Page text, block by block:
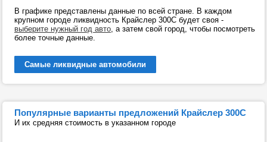
В графике представлены данные по всей стране. В каждом
крупном городе ликвидность Крайслер 300С будет своя -
выберите нужный год авто, а затем свой город, чтобы посмотреть
более точные данные.
Самые ликвидные автомобили
Популярные варианты предложений Крайслер 300С
И их средняя стоимость в указанном городе